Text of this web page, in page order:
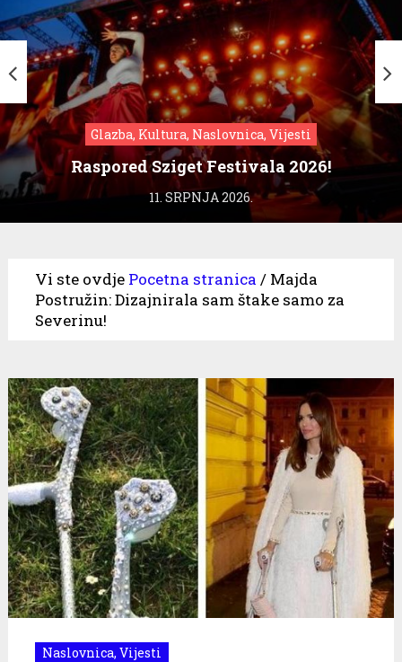
Glazba, Kultura, Naslovnica, Vijesti
Raspored Sziget Festivala 2026!
11. SRPNJA 2026.
Vi ste ovdje Pocetna stranica / Majda
Postružin: Dizajnirala sam štake samo za
Severinu!
Naslovnica, Vijesti